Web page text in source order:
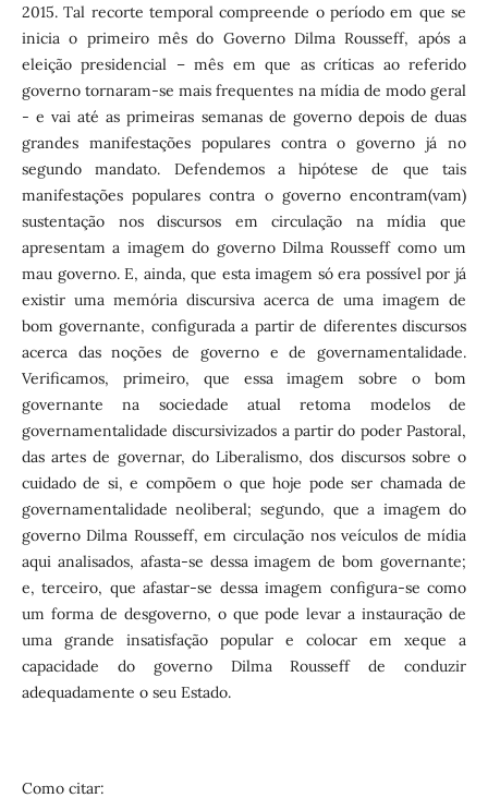
2015. Tal recorte temporal compreende o período em que se
inicia o primeiro mês do Governo Dilma Rousseff, após a
eleição presidencial – mês em que as críticas ao referido
governo tornaram-se mais frequentes na mídia de modo geral
- e vai até as primeiras semanas de governo depois de duas
grandes manifestações populares contra o governo já no
segundo mandato. Defendemos a hipótese de que tais
manifestações populares contra o governo encontram(vam)
sustentação nos discursos em circulação na mídia que
apresentam a imagem do governo Dilma Rousseff como um
mau governo. E, ainda, que esta imagem só era possível por já
existir uma memória discursiva acerca de uma imagem de
bom governante, configurada a partir de diferentes discursos
acerca das noções de governo e de governamentalidade.
Verificamos, primeiro, que essa imagem sobre o bom
governante na sociedade atual retoma modelos de
governamentalidade discursivizados a partir do poder Pastoral,
das artes de governar, do Liberalismo, dos discursos sobre o
cuidado de si, e compõem o que hoje pode ser chamada de
governamentalidade neoliberal; segundo, que a imagem do
governo Dilma Rousseff, em circulação nos veículos de mídia
aqui analisados, afasta-se dessa imagem de bom governante;
e, terceiro, que afastar-se dessa imagem configura-se como
um forma de desgoverno, o que pode levar a instauração de
uma grande insatisfação popular e colocar em xeque a
capacidade do governo Dilma Rousseff de conduzir
adequadamente o seu Estado.
Como citar: